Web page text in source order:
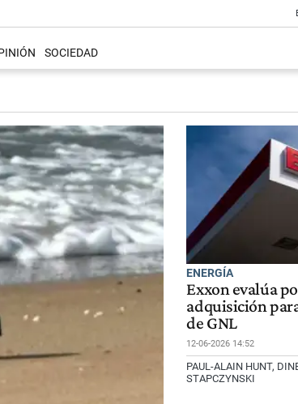
SOCIEDAD
ENERGÍA
Exxon evalúa
adquisición
de GNL
12-06-2026 14:52
PAUL-ALAIN HUNT,
STAPCZYNSKI